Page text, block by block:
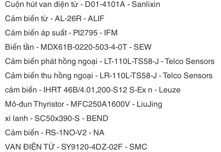
Cuộn hút van điện từ - D01-4101A - Sanlixin
Cảm biến từ - AL-26R - ALIF
Cảm biến áp suất - PI2795 - IFM
Biến tần - MDX61B-0220-503-4-0T - SEW
Cảm biến phát hồng ngoại - LT-110L-TS58-J - Telco Sensors
Cảm biến thu hồng ngoại - LR-110L-TS58-J - Telco Sensors
cảm biến - IHRT 46B/4.01,200-S12 S-Ex n - Leuze
Mô-đun Thyristor - MFC250A1600V - LiuJing
xi lanh - SC50x390-S - BEND
Cảm biến - RS-1NO-V2 - NA
VAN ĐIỆN TỪ - SY9120-4DZ-02F - SMC